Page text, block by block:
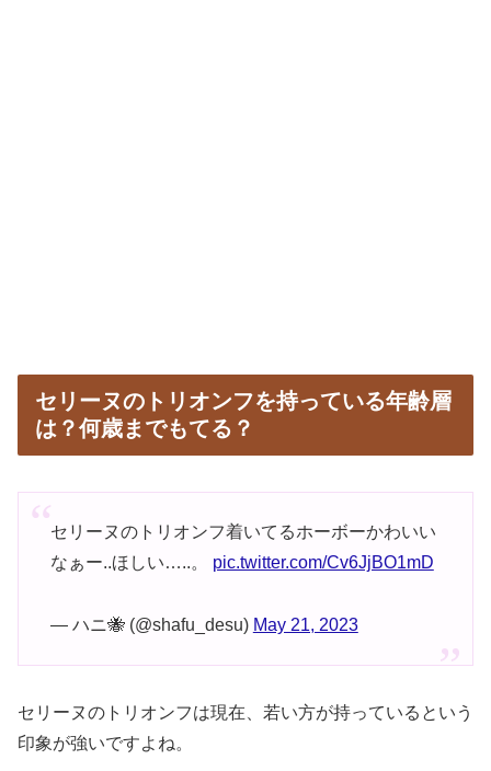
セリーヌのトリオンフを持っている年齢層
は？何歳までもてる？
セリーヌのトリオンフ着いてるホーボーかわいい
なぁー..ほしい…..。 pic.twitter.com/Cv6JjBO1mD
— ハニ🐝 (@shafu_desu) May 21, 2023
セリーヌのトリオンフは現在、若い方が持っているという
印象が強いですよね。